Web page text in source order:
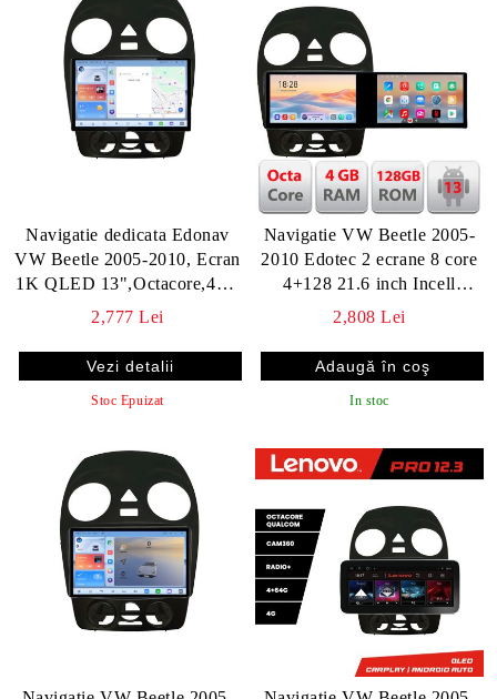
Navigatie dedicata Edonav
VW Beetle 2005-2010, Ecran
1K QLED 13",Octacore,4Gb
RAM,64Gb
2,777 Lei
Vezi detalii
Stoc Epuizat
Navigatie VW Beetle 2005-
2010 Edotec 2 ecrane 8 core
4+128 21.6 inch Incell
android Wifi 5Ghz gps
2,808 Lei
In stoc